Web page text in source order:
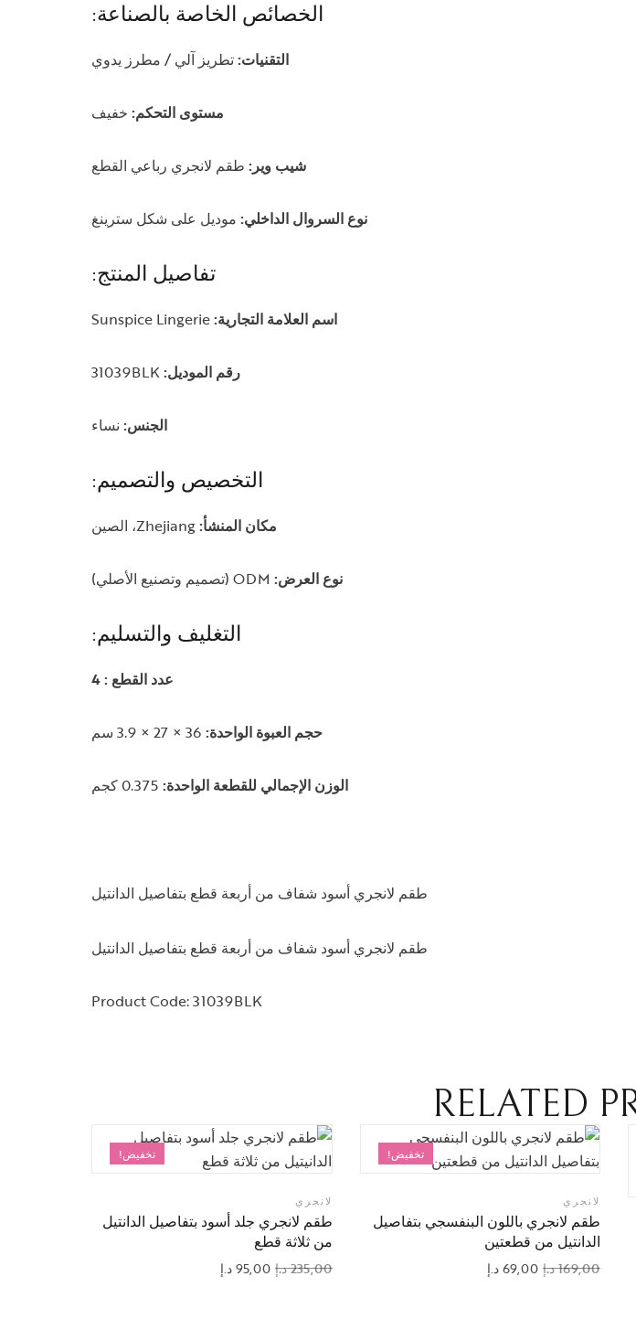
الخصائص الخاصة بالصناعة:
التقنيات:تطريز آلي / مطرز يدوي
مستوى التحكم: خفيف
شيب وير: طقم لانجري رباعي القطع
نوع السروال الداخلي: موديل على شكل سترينغ
تفاصيل المنتج:
اسم العلامة التجارية:
رقم الموديل:31039BLK
الجنس: نساء
التخصيص والتصميم:
مكان المنشأ:
نوع العرض:
التغليف والتسليم:
عدد القطع : 4
حجم العبوة الواحدة:
الوزن الإجمالي للقطعة الواحدة:
Product Code: 31039BLK
RELATED
تخفيض!
لانجري
طقم لانجري باللون البنفسجي بتفاصيل
الدانتيل من قطعتين
169,00د.إ 69,00د.إ
تخفيض!
لانجري
طقم لانجري جلد أسود بتفاصيل الدانتيل
من ثلاثة قطع
235,00د.إ 95,00 د.إ